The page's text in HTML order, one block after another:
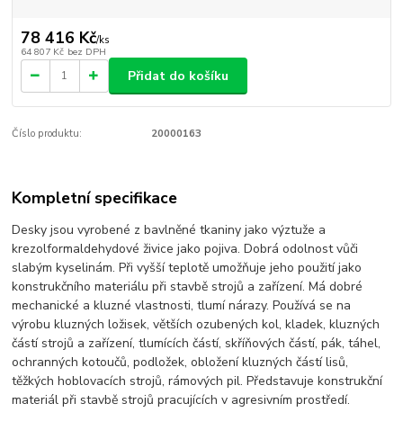
78 416 Kč/ks
64 807 Kč bez DPH
Přidat do košíku
Číslo produktu: 20000163
Kompletní specifikace
Desky jsou vyrobené z bavlněné tkaniny jako výztuže a
krezolformaldehydové živice jako pojiva. Dobrá odolnost vůči
slabým kyselinám. Při vyšší teplotě umožňuje jeho použití jako
konstrukčního materiálu při stavbě strojů a zařízení. Má dobré
mechanické a kluzné vlastnosti, tlumí nárazy. Používá se na
výrobu kluzných ložisek, větších ozubených kol, kladek, kluzných
částí strojů a zařízení, tlumících částí, skříňových částí, pák, táhel,
ochranných kotoučů, podložek, obložení kluzných částí lisů,
těžkých hoblovacích strojů, rámových pil. Představuje konstrukční
materiál při stavbě strojů pracujících v agresivním prostředí.